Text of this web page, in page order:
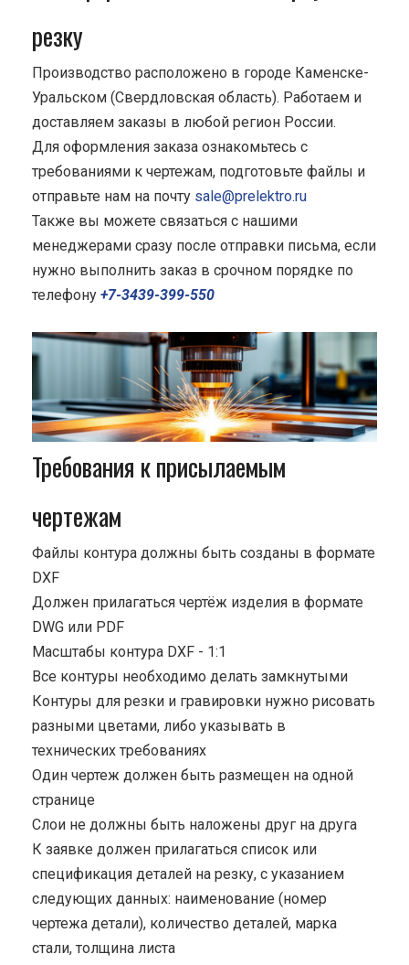
резку
Производство расположено в городе Каменске-
Уральском (Свердловская область). Работаем и
доставляем заказы в любой регион России.
Для оформления заказа ознакомьтесь с
требованиями к чертежам, подготовьте файлы и
отправьте нам на почту sale@prelektro.ru
Также вы можете связаться с нашими
менеджерами сразу после отправки письма, если
нужно выполнить заказ в срочном порядке по
телефону +7-3439-399-550
Требования к присылаемым
чертежам
Файлы контура должны быть созданы в формате
DXF
Должен прилагаться чертёж изделия в формате
DWG или PDF
Масштабы контура DXF - 1:1
Все контуры необходимо делать замкнутыми
Контуры для резки и гравировки нужно рисовать
разными цветами, либо указывать в
технических требованиях
Один чертеж должен быть размещен на одной
странице
Cлои не должны быть наложены друг на друга
К заявке должен прилагаться список или
спецификация деталей на резку, с указанием
следующих данных: наименование (номер
чертежа детали), количество деталей, марка
стали, толщина листа